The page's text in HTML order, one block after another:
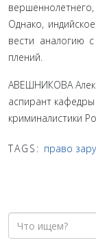
Однако,
вести аналогию
плений.
АВЕШНИКОВА
аспирант
криминалистики
TAGS: право